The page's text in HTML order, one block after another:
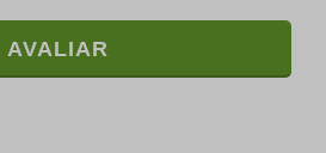
AVALIAR